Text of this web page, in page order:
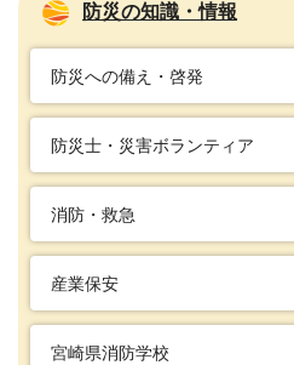
防災の知識・情報
防災への備え・啓発
防災士・災害ボランティア
消防・救急
産業保安
宮崎県消防学校